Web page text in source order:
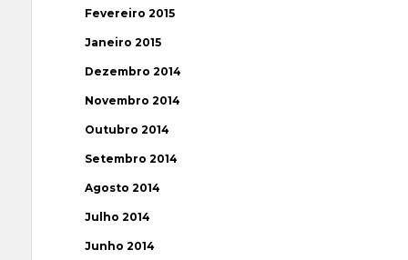
Fevereiro 2015
Janeiro 2015
Dezembro 2014
Novembro 2014
Outubro 2014
Setembro 2014
Agosto 2014
Julho 2014
Junho 2014